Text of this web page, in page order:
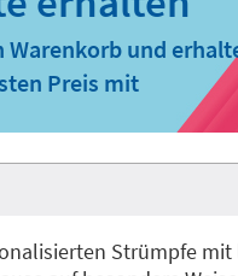
Warenkorb und
Preis mit
Strümpfe